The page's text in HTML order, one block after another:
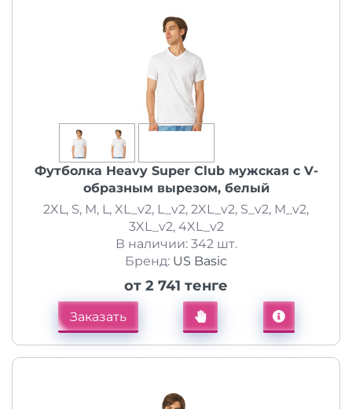
Футболка Heavy Super Club мужская с V-
образным вырезом, белый
2XL, S, M, L, XL_v2, L_v2, 2XL_v2, S_v2, M_v2,
3XL_v2, 4XL_v2
В наличии: 342 шт.
Бренд: US Basic
от 2 741 тенге
Заказать